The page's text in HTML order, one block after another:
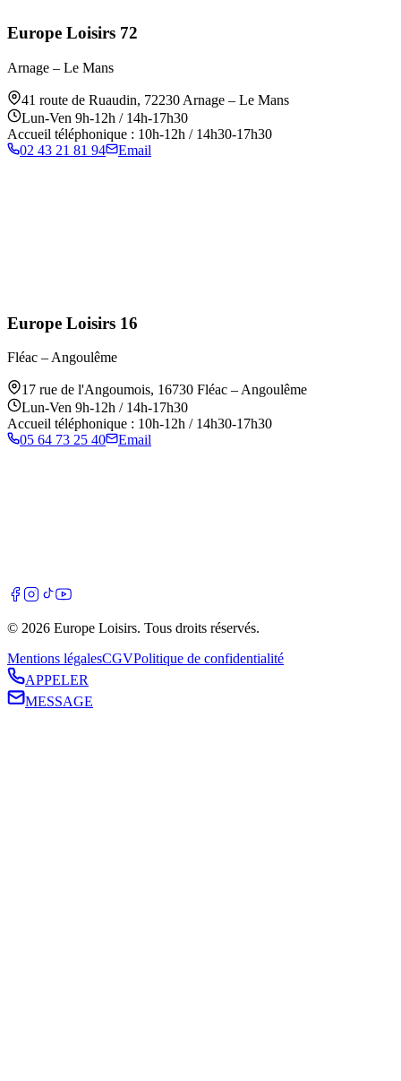
Europe Loisirs 72
Arnage – Le Mans
41 route de Ruaudin, 72230 Arnage – Le Mans
Lun-Ven 9h-12h / 14h-17h30
Accueil téléphonique : 10h-12h / 14h30-17h30
02 43 21 81 94
Email
Europe Loisirs 16
Fléac – Angoulême
17 rue de l'Angoumois, 16730 Fléac – Angoulême
Lun-Ven 9h-12h / 14h-17h30
Accueil téléphonique : 10h-12h / 14h30-17h30
05 64 73 25 40
Email
© 2026 Europe Loisirs. Tous droits réservés.
Mentions légalesCGVPolitique de confidentialité
APPELER
MESSAGE